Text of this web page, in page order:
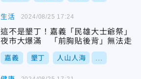
生活
這不是墾丁！嘉義「民雄大士爺祭」
夜市大爆滿 「前胸貼後背」無法走
嘉義 墾丁 人山人海
2024/08/25 17:24